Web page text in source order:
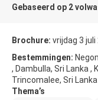
Gebaseerd op 2
Brochure: vrijdag 3 juli
Bestemmingen:
, Dambulla, Sri Lanka ,
Trincomalee, Sri
Thema’s